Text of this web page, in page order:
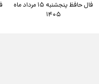
فال حافظ پنجشنبه ۱۵ مرداد ماه
۱۴۰۵